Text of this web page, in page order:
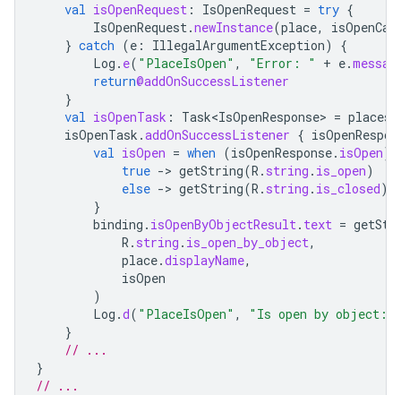
val isOpenRequest : IsOpenRequest = try {
IsOpenRequest.newInstance(place,
} catch (e : IllegalArgumentException)
{
Log . e( "PlaceIsOpen" , "Error: " + e.
return@addOnSuccessListener
}
val isOpenTask : Task<IsOpenResponse> =
isOpenTask .addOnSuccessListener {
val isOpen = when (isOpenResponse. isOpen)
true -> getString(R . string . is_open)
else -> getString(R . string . is_closed)
}
binding . isOpenByObjectResult. text =
R . string . is_open_by_object,
place.displayName,
isOpen
)
Log .d( "PlaceIsOpen" , "Is open by object:
}
// ...
}
// ...